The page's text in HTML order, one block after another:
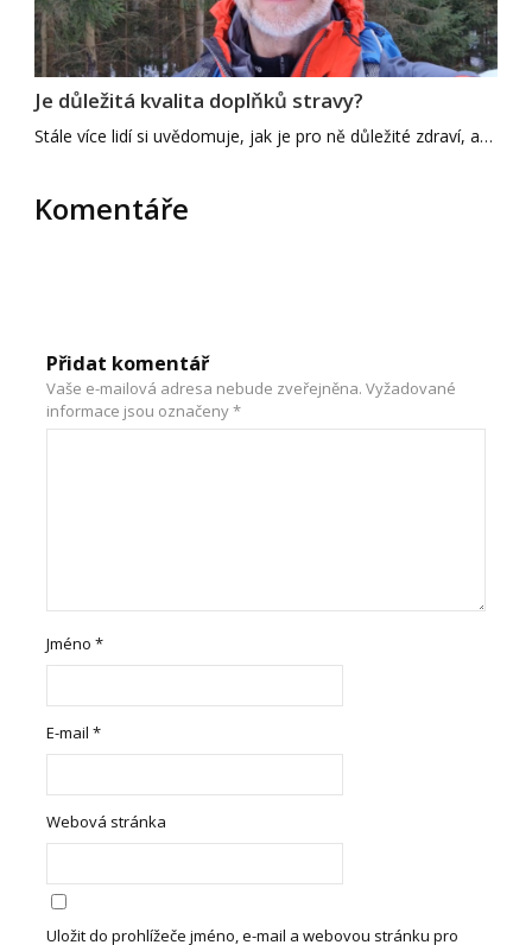
Je důležitá kvalita doplňků stravy?
Stále více lidí si uvědomuje, jak je pro ně důležité zdraví, a…
Komentáře
Přidat komentář
Vaše e-mailová adresa nebude zveřejněna. Vyžadované
informace jsou označeny*
Jméno*
E-mail*
Webová stránka
Uložit do prohlížeče jméno, e-mail a webovou stránku pro